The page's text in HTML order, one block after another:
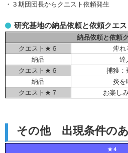
・３期団団長からクエスト依頼発生
研究基地の納品依頼と依頼クエス
納品依頼と依頼
クエスト★６
痺れ
納品
達
クエスト★６
捕獲：
納品
炎を
クエスト★７
お楽し
その他 出現条件の
★４